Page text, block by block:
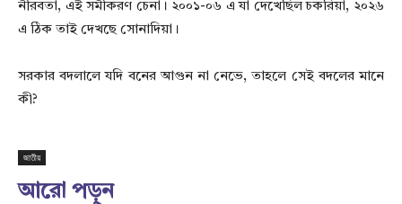
নীরবতা, এই সমীকরণ চেনা। ২০০১-০৬ এ যা দেখেছিল চকরিয়া, ২০২৬
এ ঠিক তাই দেখছে সোনাদিয়া।
সরকার বদলালে যদি বনের আগুন না নেভে, তাহলে সেই বদলের মানে
কী?
জাতীয়
আরো পড়ুন